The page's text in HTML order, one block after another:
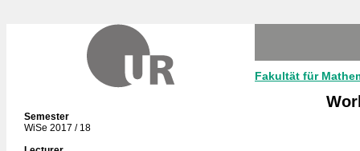
Fakultät für
Semester
WiSe 2017 / 18